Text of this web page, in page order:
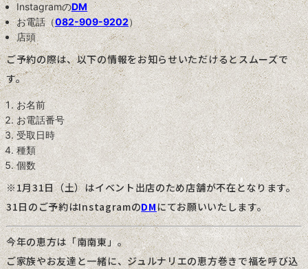
InstagramのDM
お電話（082-909-9202）
店頭
ご予約の際は、以下の情報をお知らせいただけるとスムーズで
す。
お名前
お電話番号
受取日時
種類
個数
※1月31日（土）はイベント出店のため店舗が不在となります。
31日のご予約はInstagramのDMにてお願いいたします。
今年の恵方は「南南東」。
ご家族やお友達と一緒に、ジュルナリエの恵方巻きで福を呼び込